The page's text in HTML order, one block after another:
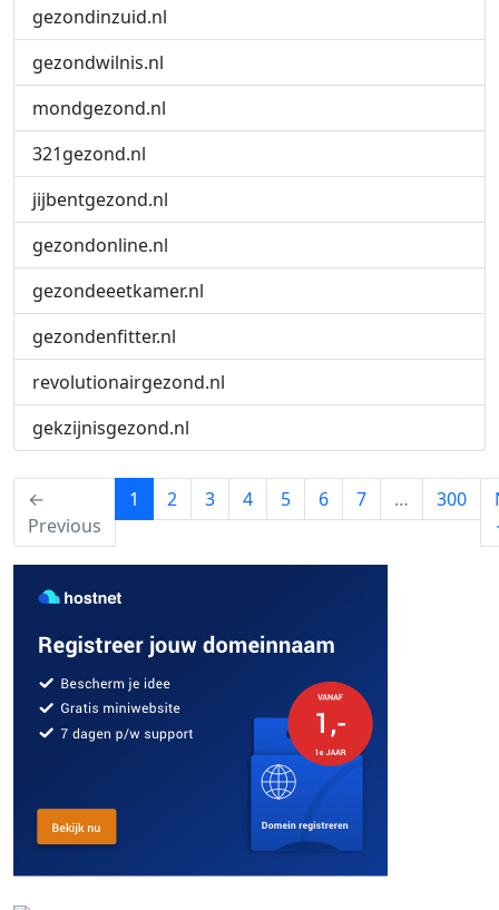
gezondinzuid.nl
gezondwilnis.nl
mondgezond.nl
321gezond.nl
jijbentgezond.nl
gezondonline.nl
gezondeeetkamer.nl
gezondenfitter.nl
revolutionairgezond.nl
gekzijnisgezond.nl
←
Previous
1 (current)
2 3 4 5 6 7 … 300